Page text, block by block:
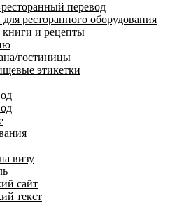
перевод
ресторанного оборудования
и рецепты
гостиницы
этикетки
визу
сайт
текст